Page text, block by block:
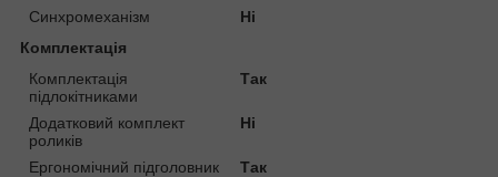
Синхромеханізм
Ні
Комплектація
Комплектація
підлокітниками
Так
Додатковий комплект
роликів
Ні
Ергономічний підголовник
Так